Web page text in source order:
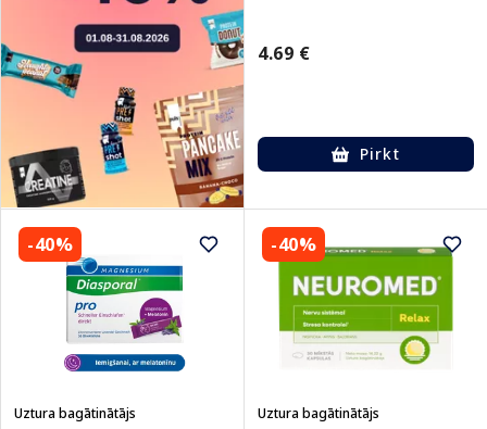
4.69 €
Pirkt
-40%
Uztura bagātinātājs
-40%
Uztura bagātinātājs